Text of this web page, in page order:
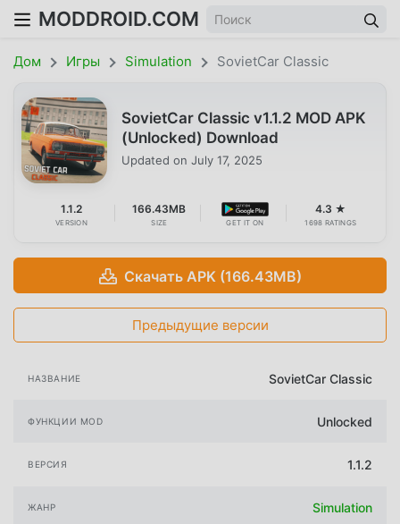
MODDROID.COM
Дом Игры Simulation SovietCar Classic
SovietCar Classic v1.1.2 MOD APK
(Unlocked) Download
Updated on July 17, 2025
1.1.2
VERSION
166.43MB
SIZE GET IT ON
4.3 ★
1698 RATINGS
Скачать APK (166.43MB)
Предыдущие версии
НАЗВАНИЕ SovietCar Classic
ФУНКЦИИ MOD Unlocked
ВЕРСИЯ 1.1.2
ЖАНР Simulation